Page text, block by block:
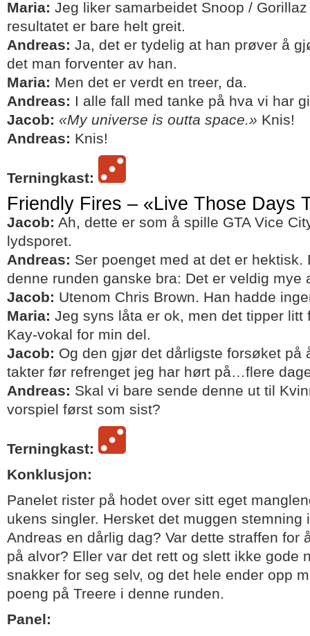
Maria: Jeg liker samarbeidet Snoop /
resultatet er bare helt greit.
Andreas: Ja, det er tydelig at han prøver å
det man forventer av han.
Maria: Men det er verdt en treer, da.
Andreas: I alle fall med tanke på hva vi har
Jacob: «My universe is outta space.» Knis!
Andreas: Knis!
Terningkast:
Friendly Fires – «Live Those Days
Jacob: Ah, dette er som å spille GTA Vice
lydsporet.
Andreas: Ser poenget med at det er hektisk.
denne runden ganske bra: Det er veldig mye
Jacob: Utenom Chris Brown. Han hadde
Maria: Jeg syns låta er ok, men det tipper litt
Kay-vokal for min del.
Jacob: Og den gjør det dårligste forsøket på
takter før refrenget jeg har hørt på…flere
Andreas: Skal vi bare sende denne ut til
vorspiel først som sist?
Terningkast:
Konklusjon:
Panelet rister på hodet over sitt eget
ukens singler. Hersket det muggen stemning
Andreas en dårlig dag? Var dette straffen for
på alvor? Eller var det rett og slett ikke gode
snakker for seg selv, og det hele ender opp
poeng på Treere i denne runden.
Panel: